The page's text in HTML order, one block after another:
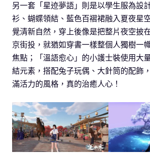
另一套「星迹夢語」則是以學生服為設
衫、蝴蝶領結、藍色百褶裙融入夏夜星
覺清新自然，穿上後像是把整片夜空披
京街投，就猶如穿書一樣整個人獨樹一
焦點；「溫語愈心」的小護士裝使用大
結元素，搭配兔子玩偶、大針筒的配飾
滿活力的風格，真的治癒人心！